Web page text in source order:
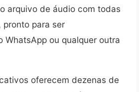
arquivo de áudio com todas
para ser
WhatsApp ou qualquer outra
oferecem dezenas de